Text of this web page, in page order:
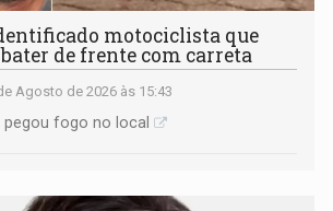
motociclista que
de frente com carreta
Agosto de 2026 às 15:43
pegou fogo no local